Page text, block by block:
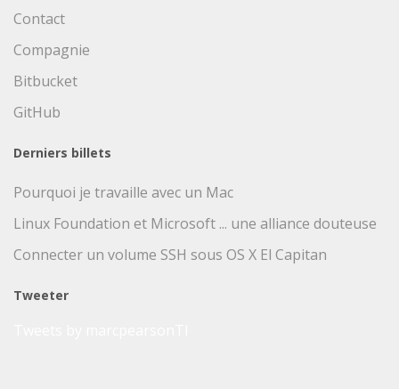
Contact
Compagnie
Bitbucket
GitHub
Derniers billets
Pourquoi je travaille avec un Mac
Linux Foundation et Microsoft ... une alliance douteuse
Connecter un volume SSH sous OS X El Capitan
Tweeter